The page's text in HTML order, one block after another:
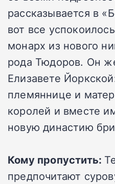
рассказывается в
вот все
монарх из нового
рода Тюдоров. Он
Елизавете
племяннице и
королей и вместе
новую династию
Кому пропустить:
предпочитают